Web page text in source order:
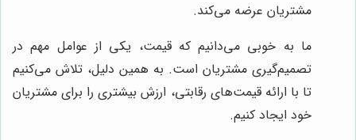
مشتریان عرضه می‌کند.
ما به خوبی می‌دانیم که قیمت، یکی از عوامل مهم در
تصمیم‌گیری مشتریان است. به همین دلیل، تلاش می‌کنیم
تا با ارائه قیمت‌های رقابتی، ارزش بیشتری را برای مشتریان
خود ایجاد کنیم.